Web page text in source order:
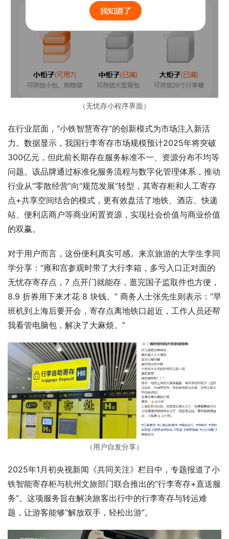
（无忧存小程序界面）
在行业层面，“小铁智慧寄存”的创新模式为市场注入新活
力。数据显示，我国行李寄存市场规模预计2025年将突破
300亿元，但此前长期存在服务标准不一、资源分布不均等
问题。该品牌通过标准化服务流程与数字化管理体系，推动
行业从“零散经营”向“规范发展”转型，其寄存柜和人工寄存
点+共享空间结合的模式，更有效盘活了地铁、酒店、快递
站、便利店商户等商业闲置资源，实现社会价值与商业价值
的双赢。
对于用户而言，这份便利真实可感。来京旅游的大学生李同
学分享：“雍和宫参观时带了大行李箱，多亏入口正对面的
无忧存寄存点，7 点开门就能存，逛完国子监取件也方便，
8.9 折券用下来才花 8 块钱。” 商务人士张先生则表示：“早
班机到上海后要开会，寄存点离地铁口超近，工作人员还帮
我看管电脑包，解决了大麻烦。”
（用户自发分享）
2025年1月初央视新闻《共同关注》栏目中，专题报道了小
铁智能寄存柜与杭州文旅部门联合推出的“行李寄存+直送服
务”。这项服务旨在解决旅客出行中的行李寄存与转运难
题，让游客能够“解放双手，轻松出游”。